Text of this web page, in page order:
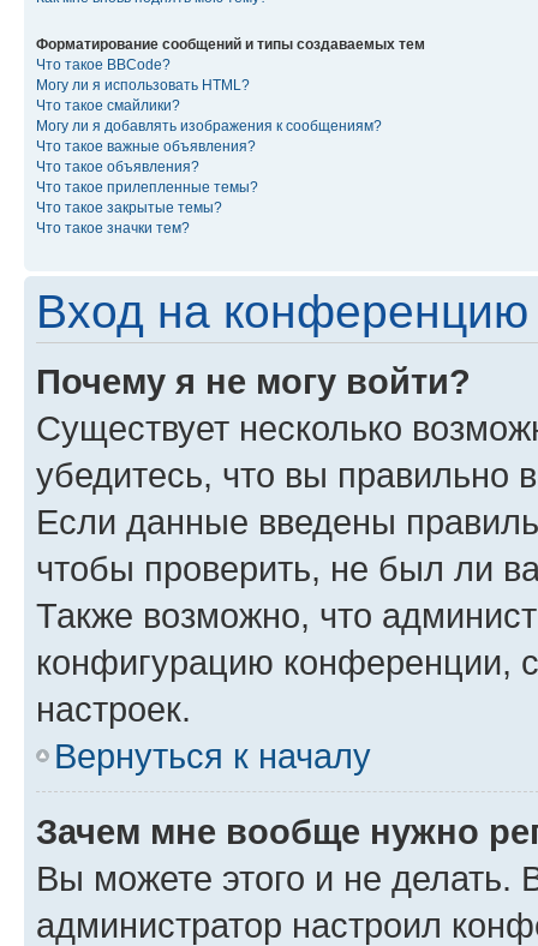
Форматирование сообщений и типы создаваемых тем
Что такое BBCode?
Могу ли я использовать HTML?
Что такое смайлики?
Могу ли я добавлять изображения к сообщениям?
Что такое важные объявления?
Что такое объявления?
Что такое прилепленные темы?
Что такое закрытые темы?
Что такое значки тем?
Вход на конференцию
Почему я не могу войти?
Существует несколько
убедитесь, что вы правильно
Если данные введены
чтобы проверить, не был ли
Также возможно, что
конфигурацию конференции,
настроек.
Вернуться к началу
Зачем мне вообще нужно
Вы можете этого и не делать.
администратор настроил